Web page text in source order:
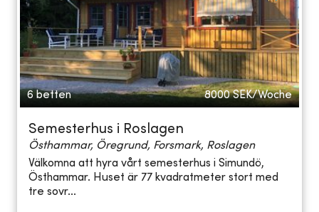
6 betten 8000 SEK/Woche
Semesterhus i Roslagen
Östhammar, Öregrund, Forsmark, Roslagen
Välkomna att hyra vårt semesterhus i Simundö,
Östhammar. Huset är 77 kvadratmeter stort med
tre sovr...